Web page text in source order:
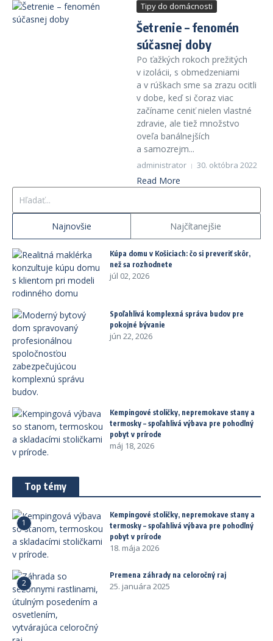
Tipy do domácnosti
Šetrenie – fenomén
súčasnej doby
Po ťažkých rokoch prežitých
v izolácii, s obmedzeniami
a v rúškach sme sa zrazu ocitli
v dobe, keď si čoraz viac
začíname ceniť nielen vlastné
zdravie, ale tiež množstvo
oveľa banálnejších
a samozrejm...
administrator 30. októbra 2022
Read More
Najnovšie Najčítanejšie
Kúpa domu v Košiciach: čo si preveriť skôr,
než sa rozhodnete
júl 02, 2026
Spoľahlivá komplexná správa budov pre
pokojné bývanie
jún 22, 2026
Kempingové stoličky, nepremokave stany a
termosky – spoľahlivá výbava pre pohodlný
pobyt v prírode
máj 18, 2026
Top témy
1
Kempingové stoličky, nepremokave stany a
termosky – spoľahlivá výbava pre pohodlný
pobyt v prírode
18. mája 2026
2
Premena záhrady na celoročný raj
25. januára 2025